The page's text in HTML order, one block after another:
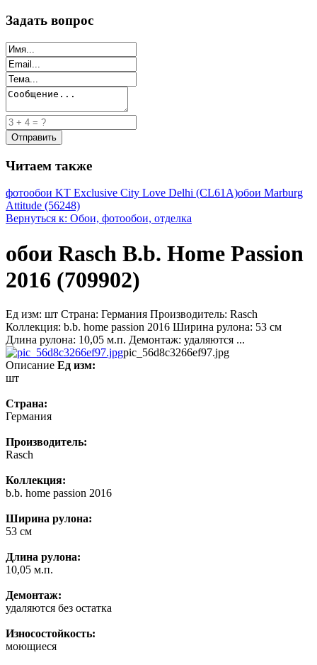
Задать вопрос
Читаем также
фотообои KT Exclusive City Love Delhi (CL61A)обои Marburg
Attitude (56248)
Вернуться к: Обои, фотообои, отделка
обои Rasch B.b. Home Passion
2016 (709902)
Ед изм: шт Страна: Германия Производитель: Rasch
Коллекция: b.b. home passion 2016 Ширина рулона: 53 см
Длина рулона: 10,05 м.п. Демонтаж: удаляются ...
pic_56d8c3266ef97.jpg
Описание Ед изм:
шт
Страна:
Германия
Производитель:
Rasch
Коллекция:
b.b. home passion 2016
Ширина рулона:
53 см
Длина рулона:
10,05 м.п.
Демонтаж:
удаляются без остатка
Износостойкость:
моющиеся